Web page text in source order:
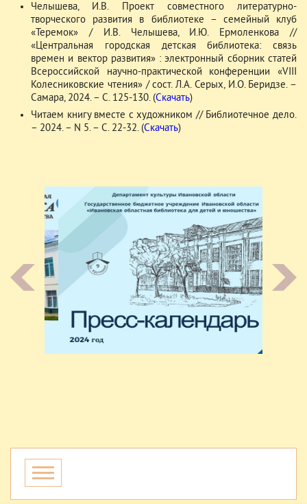
Челышева, И.В. Проект совместного литературно-
творческого развития в библиотеке – семейный клуб
«Теремок» / И.В. Челышева, И.Ю. Ермоленкова //
«Центральная городская детская библиотека: связь
времен и вектор развития» : электронный сборник статей
Всероссийской научно-практической конференции «VIII
Колесниковские чтения» / сост. Л.А. Серых, И.О. Беридзе. –
Самара, 2024. – С. 125-130. (Скачать)
Читаем книгу вместе с художником // Библиотечное дело.
– 2024. – N 5. – С. 22-32. (Скачать)